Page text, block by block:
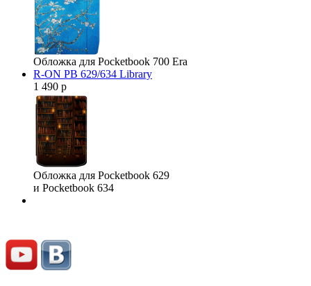
Обложка для Pocketbook 700 Era
R-ON PB 629/634 Library
1 490 р
Обложка для Pocketbook 629
и Pocketbook 634